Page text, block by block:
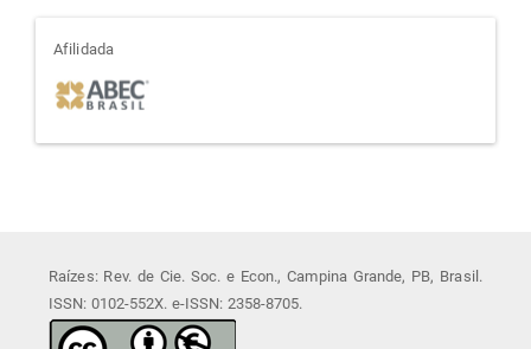
afiliada
Afilidada
Raízes: Rev. de Cie. Soc. e Econ., Campina Grande, PB, Brasil.
ISSN: 0102-552X. e-ISSN: 2358-8705.